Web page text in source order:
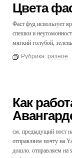
Цвета
Фаст фуд использует
спешки и
мягкий голубой,
Рубрика: разное
Как
см. предыдущий пост
отправляем почту на
дошло. отправляем на